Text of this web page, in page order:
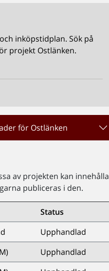
inköpstidplan. Sök på
projekt Ostlänken.
för Ostlänken
av projekten kan innehålla
publiceras i den.
Status
Upphandlad
Upphandlad